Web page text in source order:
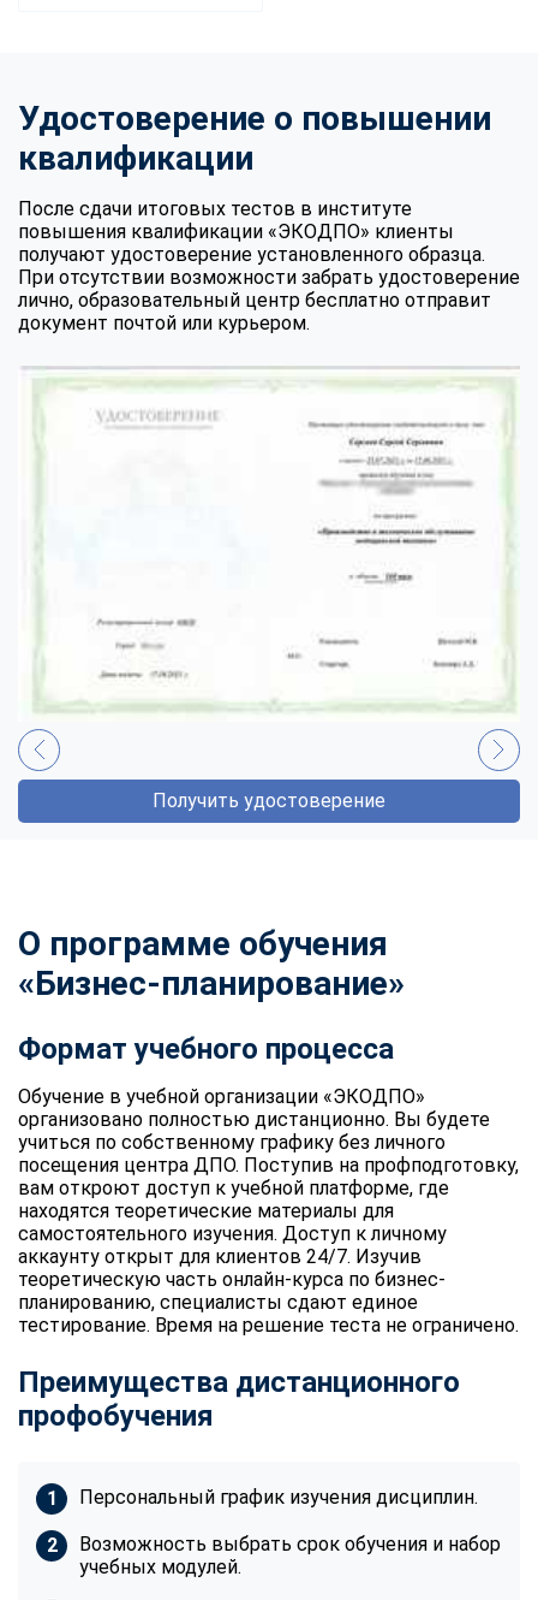
Удостоверение о повышении
квалификации
После сдачи итоговых тестов в институте
повышения квалификации «ЭКОДПО» клиенты
получают удостоверение установленного образца.
При отсутствии возможности забрать удостоверение
лично, образовательный центр бесплатно отправит
документ почтой или курьером.
Получить удостоверение
О программе обучения
«Бизнес-планирование»
Формат учебного процесса
Обучение в учебной организации «ЭКОДПО»
организовано полностью дистанционно. Вы будете
учиться по собственному графику без личного
посещения центра ДПО. Поступив на профподготовку,
вам откроют доступ к учебной платформе, где
находятся теоретические материалы для
самостоятельного изучения. Доступ к личному
аккаунту открыт для клиентов 24/7. Изучив
теоретическую часть онлайн-курса по бизнес-
планированию, специалисты сдают единое
тестирование. Время на решение теста не ограничено.
Преимущества дистанционного
профобучения
Персональный график изучения дисциплин.
Возможность выбрать срок обучения и набор
учебных модулей.